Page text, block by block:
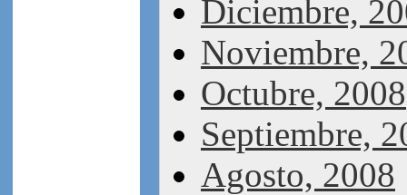
Diciembre,
Noviembre,
Octubre, 2008
Septiembre,
Agosto, 2008